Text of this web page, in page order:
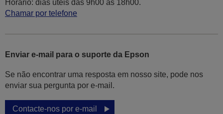
Horário: dias úteis das 9h00 às 18h00.
Chamar por telefone
Enviar e-mail para o suporte da Epson
Se não encontrar uma resposta em nosso site, pode nos
enviar sua pergunta por e-mail.
Contacte-nos por e-mail